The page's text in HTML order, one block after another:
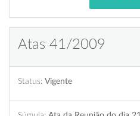
Atas 41/2009
Status: Vigente